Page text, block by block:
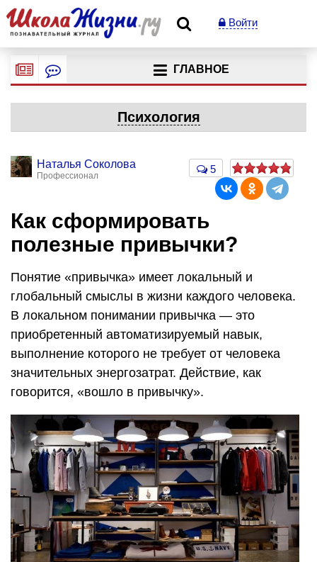
Войти
ГЛАВНОЕ
Психология
Наталья Соколова
Профессионал
5
Как сформировать
полезные привычки?
Понятие «привычка» имеет локальный и
глобальный смыслы в жизни каждого человека.
В локальном понимании привычка — это
приобретенный автоматизируемый навык,
выполнение которого не требует от человека
значительных энергозатрат. Действие, как
говорится, «вошло в привычку».